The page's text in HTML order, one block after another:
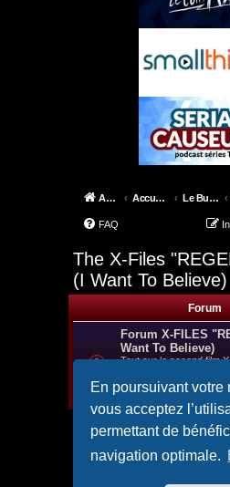
En poursuivant votre
vous acceptez
permettant de
navigation optimale.
Accueil Accueil du forum Le Bureau des X-Files
FAQ
The X-Files
(I Want To Believe)
Forum
Forum X-FILES
Want To Believe)
Tout sur le second film
Modérateurs : Spooky. ,
Sujets :121